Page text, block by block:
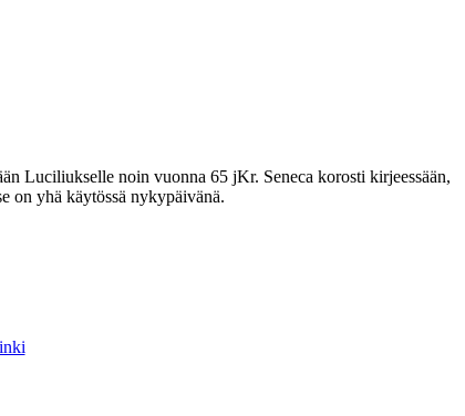
Luciliukselle noin vuonna 65 jKr. Seneca korosti kirjeessään,
on yhä käytössä nykypäivänä.